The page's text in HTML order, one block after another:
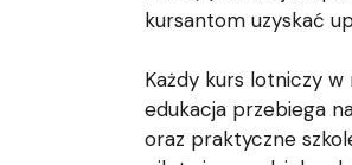
kursantom uzyskać
Każdy kurs lotniczy
edukacja przebiega
oraz praktyczne